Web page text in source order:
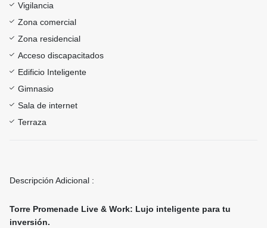
Vigilancia
Zona comercial
Zona residencial
Acceso discapacitados
Edificio Inteligente
Gimnasio
Sala de internet
Terraza
Descripción Adicional :
Torre Promenade Live & Work: Lujo inteligente para tu
inversión.